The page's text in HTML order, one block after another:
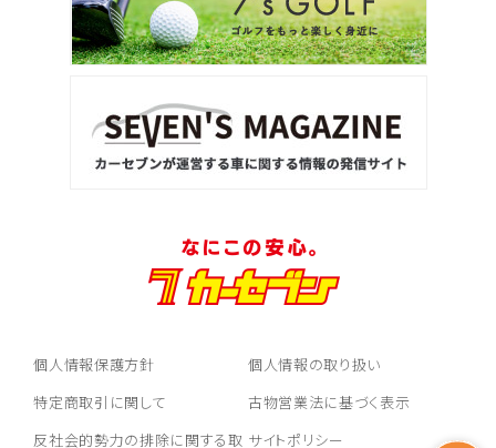
個人情報保護方針
個人情報の取り扱い
特定商取引に関して
古物営業法に基づく表示
反社会的勢力の排除に関する取 サイトポリシー